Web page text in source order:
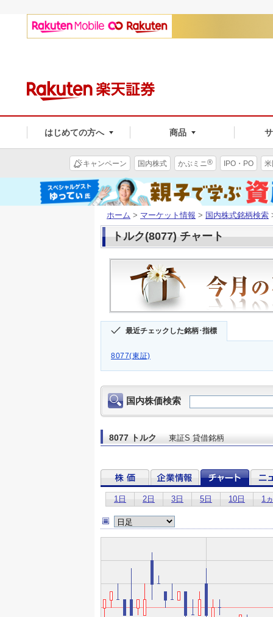
はじめての方へ 商品
キャンペーン 国内株式 かぶミニ® IPO・PO
ホーム > マーケット情報 > 国内株式銘柄検索
トルク(8077) チャート
最近チェックした銘柄･指標
8077(東証)